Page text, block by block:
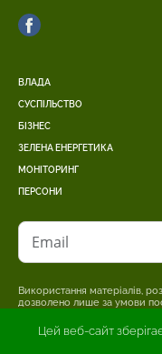
Цей веб-сайт
ВЛАДА
СУСПІЛЬСТВО
БІЗНЕС
ЗЕЛЕНА ЕНЕРГЕТИКА
МОНІТОРИНГ
ПЕРСОНИ
Email
Використання матеріалів,
дозволено лише за умови
гіперпосилання на